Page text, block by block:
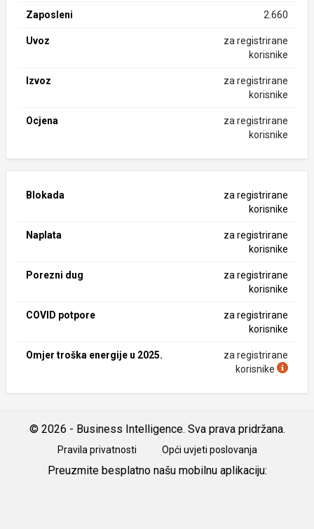
Zaposleni 2.660
Uvoz
za registrirane
korisnike
Izvoz
za registrirane
korisnike
Ocjena
za registrirane
korisnike
Blokada
za registrirane
korisnike
Naplata
za registrirane
korisnike
Porezni dug
za registrirane
korisnike
COVID potpore
za registrirane
korisnike
Omjer troška energije u 2025.
za registrirane
korisnike
© 2026 - Business Intelligence. Sva prava pridržana.
Pravila privatnosti Opći uvjeti poslovanja
Preuzmite besplatno našu mobilnu aplikaciju: